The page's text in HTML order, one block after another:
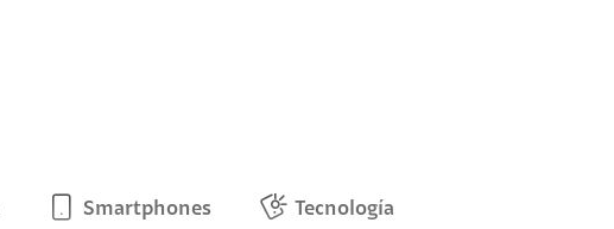
Smartphones Tecnología